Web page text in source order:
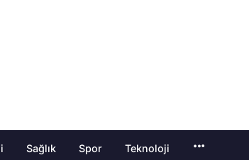
Sağlık Spor Teknoloji